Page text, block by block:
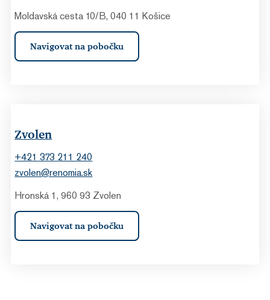
Moldavská cesta 10/B, 040 11 Košice
Navigovat na pobočku
Zvolen
+421 373 211 240
zvolen@renomia.sk
Hronská 1, 960 93 Zvolen
Navigovat na pobočku